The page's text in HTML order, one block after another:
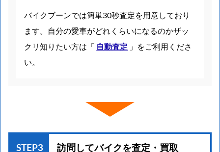
バイクブーンでは簡単30秒査定を用意しており
ます。自分の愛車がどれくらいになるのかザッ
クリ知りたい方は「
自動査定 」をご利用くださ
い。
STEP3 訪問してバイクを査定・買取